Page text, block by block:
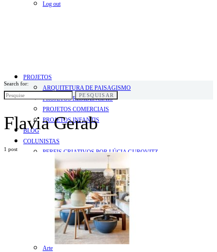
Log out
PROJETOS
ARQUITETURA DE PAISAGISMO
PROJETOS RESIDENCIAIS
PROJETOS COMERCIAIS
PROJETOS INFANTIS
BLOG
COLUNISTAS
PERFIS CRIATIVOS POR LÚCIA GUROVITZ
COLUNA SERGIO ZOBARAN
COLUNA WAIR DE PAULA
ARTE.IN.FORMA
Conectadas
Notas
Social
Mostras
Arte
Search for:
PESQUISAR
Flavia Gerab
1 post